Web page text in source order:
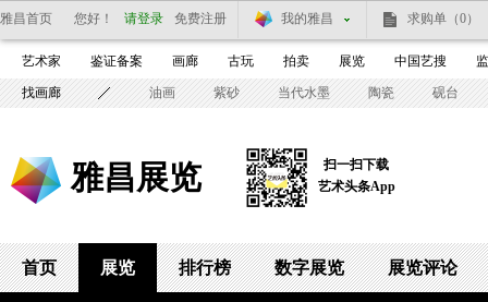
雅昌首页 您好！ 请登录 免费注册 我的雅昌 求购单 （0）
艺术家 鉴证备案 画廊 古玩 拍卖 展览 中国艺搜
找画廊 油画 紫砂 当代水墨 陶瓷 砚台
雅昌展览
扫一扫下载
艺术头条App
首页 展览 排行榜 数字展览 展览评论